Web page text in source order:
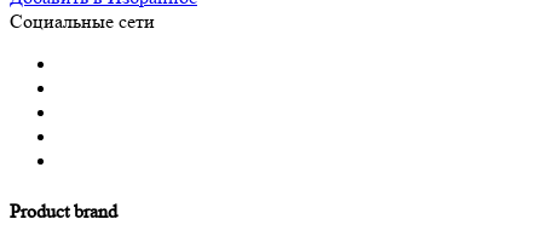
Социальные сети
Product brand